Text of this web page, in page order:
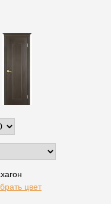
цвет